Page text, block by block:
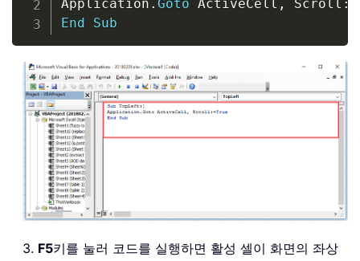
Application . Goto ActiveCell , Scroll :
End
Sub
3. F5키를 눌러 코드를 실행하면 활성 셀이 화면의 좌상